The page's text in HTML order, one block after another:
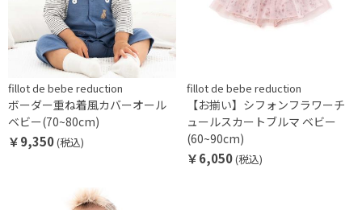
fillot de bebe reduction
ボーダー重ね着風カバーオール
ベビー(70~80cm)
￥9,350(税込)
fillot de bebe reduction
【お揃い】シフォンフラワーチ
ュールスカートブルマ ベビー
(60~90cm)
￥6,050(税込)